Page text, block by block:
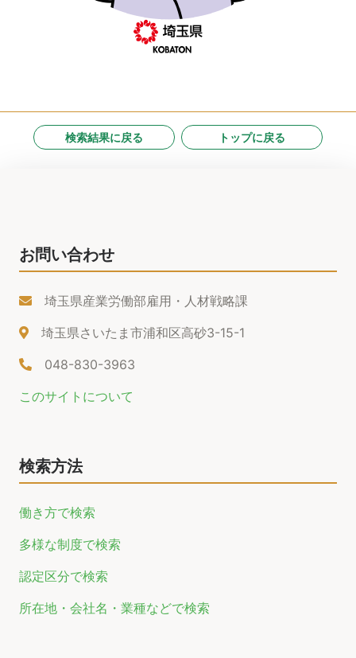
検索結果に戻る トップに戻る
お問い合わせ
埼玉県産業労働部雇用・人材戦略課
埼玉県さいたま市浦和区高砂3-15-1
048-830-3963
このサイトについて
検索方法
働き方で検索
多様な制度で検索
認定区分で検索
所在地・会社名・業種などで検索